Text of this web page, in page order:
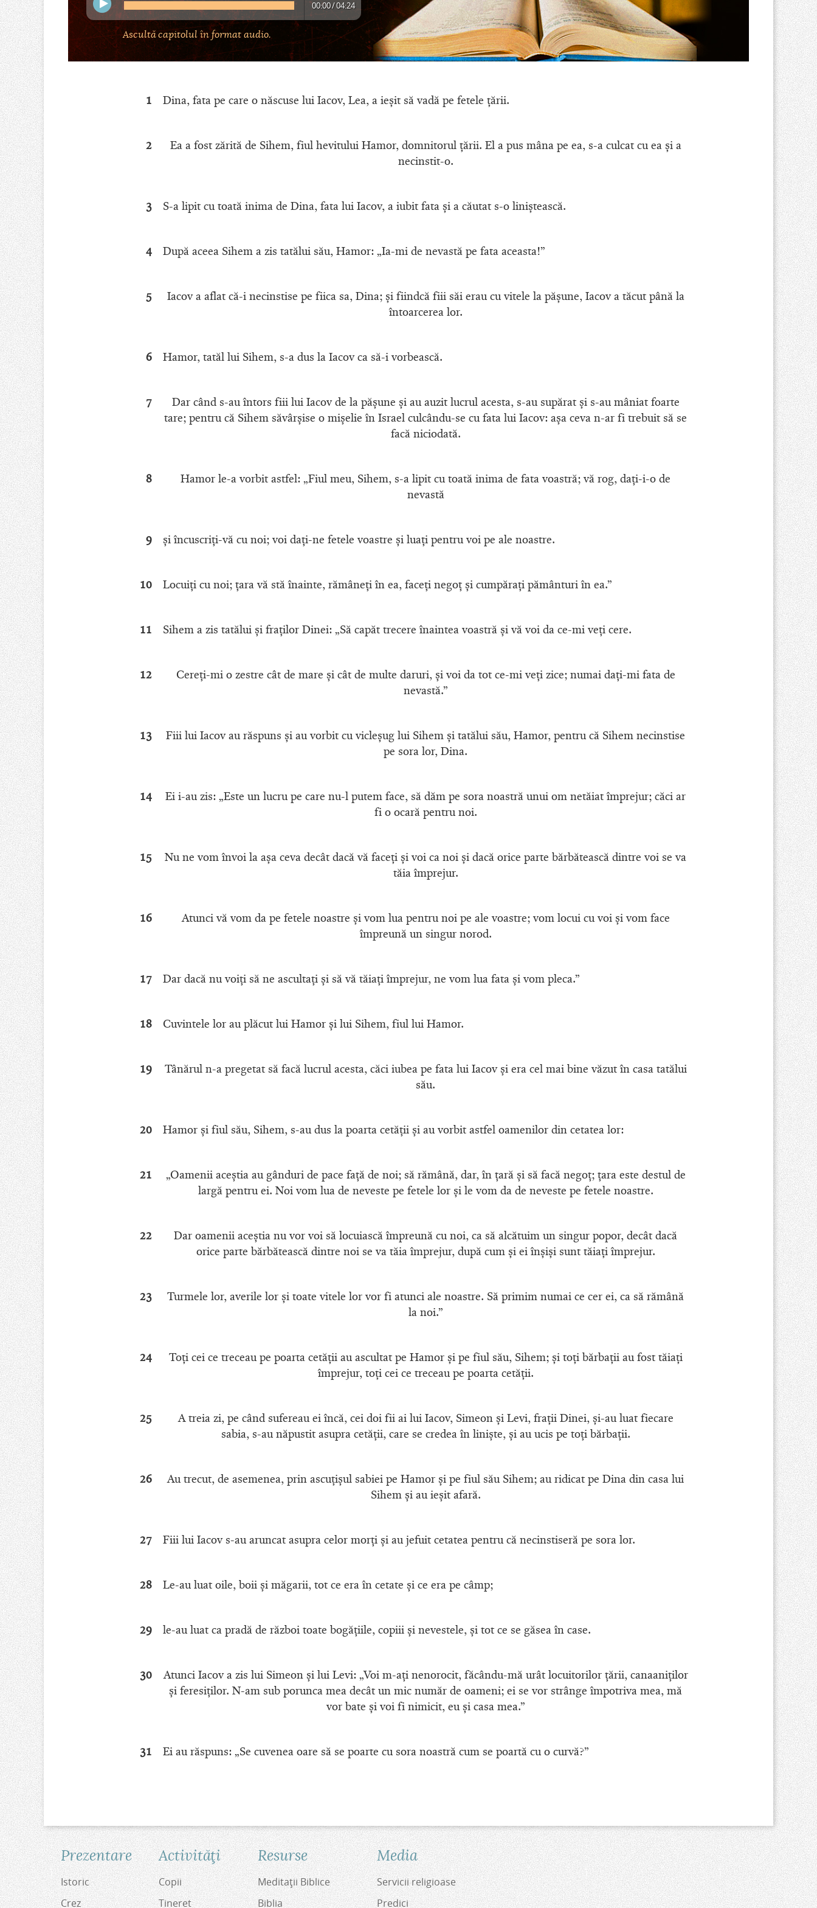
00:00/04:24
Ascultă capitolul în format audio.
1 Dina, fata pe care o născuse lui Iacov, Lea, a ieşit să vadă pe fetele ţării.
2
Ea a fost zărită de Sihem, fiul hevitului Hamor, domnitorul ţării. El a pus mâna pe ea, s-a culcat cu ea şi a
necinstit-o.
3 S-a lipit cu toată inima de Dina, fata lui Iacov, a iubit fata şi a căutat s-o liniştească.
4 După aceea Sihem a zis tatălui său, Hamor: „Ia-mi de nevastă pe fata aceasta!”
5
Iacov a aflat că-i necinstise pe fiica sa, Dina; şi fiindcă fiii săi erau cu vitele la păşune, Iacov a tăcut până la
întoarcerea lor.
6 Hamor, tatăl lui Sihem, s-a dus la Iacov ca să-i vorbească.
7
Dar când s-au întors fiii lui Iacov de la păşune şi au auzit lucrul acesta, s-au supărat şi s-au mâniat foarte
tare; pentru că Sihem săvârşise o mişelie în Israel culcându-se cu fata lui Iacov: aşa ceva n-ar fi trebuit să se
facă niciodată.
8
Hamor le-a vorbit astfel: „Fiul meu, Sihem, s-a lipit cu toată inima de fata voastră; vă rog, daţi-i-o de
nevastă
9 şi încuscriţi-vă cu noi; voi daţi-ne fetele voastre şi luaţi pentru voi pe ale noastre.
10 Locuiţi cu noi; ţara vă stă înainte, rămâneţi în ea, faceţi negoţ şi cumpăraţi pământuri în ea.”
11 Sihem a zis tatălui şi fraţilor Dinei: „Să capăt trecere înaintea voastră şi vă voi da ce-mi veţi cere.
12
Cereţi-mi o zestre cât de mare şi cât de multe daruri, şi voi da tot ce-mi veţi zice; numai daţi-mi fata de
nevastă.”
13
Fiii lui Iacov au răspuns şi au vorbit cu vicleşug lui Sihem şi tatălui său, Hamor, pentru că Sihem necinstise
pe sora lor, Dina.
14
Ei i-au zis: „Este un lucru pe care nu-l putem face, să dăm pe sora noastră unui om netăiat împrejur; căci ar
fi o ocară pentru noi.
15
Nu ne vom învoi la aşa ceva decât dacă vă faceţi şi voi ca noi şi dacă orice parte bărbătească dintre voi se va
tăia împrejur.
16
Atunci vă vom da pe fetele noastre şi vom lua pentru noi pe ale voastre; vom locui cu voi şi vom face
împreună un singur norod.
17 Dar dacă nu voiţi să ne ascultaţi şi să vă tăiaţi împrejur, ne vom lua fata şi vom pleca.”
18 Cuvintele lor au plăcut lui Hamor şi lui Sihem, fiul lui Hamor.
19
Tânărul n-a pregetat să facă lucrul acesta, căci iubea pe fata lui Iacov şi era cel mai bine văzut în casa tatălui
său.
20 Hamor şi fiul său, Sihem, s-au dus la poarta cetăţii şi au vorbit astfel oamenilor din cetatea lor:
21
„Oamenii aceştia au gânduri de pace faţă de noi; să rămână, dar, în ţară şi să facă negoţ; ţara este destul de
largă pentru ei. Noi vom lua de neveste pe fetele lor şi le vom da de neveste pe fetele noastre.
22
Dar oamenii aceştia nu vor voi să locuiască împreună cu noi, ca să alcătuim un singur popor, decât dacă
orice parte bărbătească dintre noi se va tăia împrejur, după cum şi ei înşişi sunt tăiaţi împrejur.
23
Turmele lor, averile lor şi toate vitele lor vor fi atunci ale noastre. Să primim numai ce cer ei, ca să rămână
la noi.”
24
Toţi cei ce treceau pe poarta cetăţii au ascultat pe Hamor şi pe fiul său, Sihem; şi toţi bărbaţii au fost tăiaţi
împrejur, toţi cei ce treceau pe poarta cetăţii.
25
A treia zi, pe când sufereau ei încă, cei doi fii ai lui Iacov, Simeon şi Levi, fraţii Dinei, şi-au luat fiecare
sabia, s-au năpustit asupra cetăţii, care se credea în linişte, şi au ucis pe toţi bărbaţii.
26
Au trecut, de asemenea, prin ascuţişul sabiei pe Hamor şi pe fiul său Sihem; au ridicat pe Dina din casa lui
Sihem şi au ieşit afară.
27 Fiii lui Iacov s-au aruncat asupra celor morţi şi au jefuit cetatea pentru că necinstiseră pe sora lor.
28 Le-au luat oile, boii şi măgarii, tot ce era în cetate şi ce era pe câmp;
29 le-au luat ca pradă de război toate bogăţiile, copiii şi nevestele, şi tot ce se găsea în case.
30
Atunci Iacov a zis lui Simeon şi lui Levi: „Voi m-aţi nenorocit, făcându-mă urât locuitorilor ţării, canaaniţilor
şi feresiţilor. N-am sub porunca mea decât un mic număr de oameni; ei se vor strânge împotriva mea, mă
vor bate şi voi fi nimicit, eu şi casa mea.”
31 Ei au răspuns: „Se cuvenea oare să se poarte cu sora noastră cum se poartă cu o curvă?”
Prezentare
Istoric
Crez
Activităţi
Copii
Tineret
Resurse
Meditaţii Biblice
Biblia
Media
Servicii religioase
Predici